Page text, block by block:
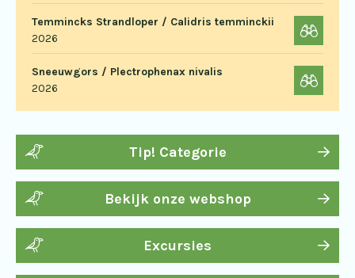
Temmincks Strandloper / Calidris temminckii
2026
Sneeuwgors / Plectrophenax nivalis
2026
Tip! Categorie
Bekijk onze webshop
Excursies